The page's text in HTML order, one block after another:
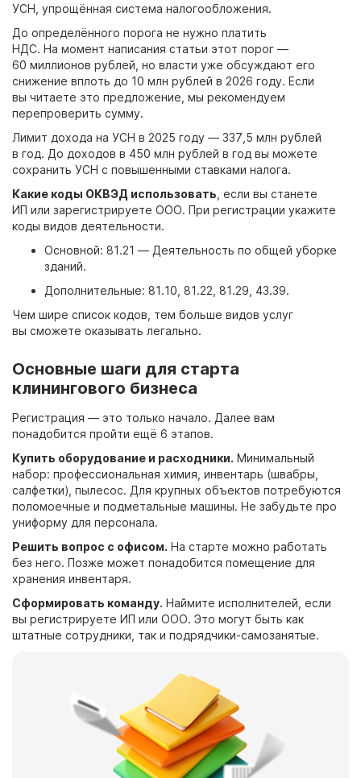
УСН, упрощённая система налогообложения.
До определённого порога не нужно платить
НДС. На момент написания статьи этот порог —
60 миллионов рублей, но власти уже обсуждают его
снижение вплоть до 10 млн рублей в 2026 году. Если
вы читаете это предложение, мы рекомендуем
перепроверить сумму.
Лимит дохода на УСН в 2025 году — 337,5 млн рублей
в год. До доходов в 450 млн рублей в год вы можете
сохранить УСН с повышенными ставками налога.
Какие коды ОКВЭД использовать , если вы станете
ИП или зарегистрируете ООО. При регистрации укажите
коды видов деятельности.
Основной: 81.21 — Деятельность по общей уборке
зданий.
Дополнительные: 81.10, 81.22, 81.29, 43.39.
Чем шире список кодов, тем больше видов услуг
вы сможете оказывать легально.
Основные шаги для старта
клинингового бизнеса
Регистрация — это только начало. Далее вам
понадобится пройти ещё 6 этапов.
Купить оборудование и расходники. Минимальный
набор: профессиональная химия, инвентарь (швабры,
салфетки), пылесос. Для крупных объектов потребуются
поломоечные и подметальные машины. Не забудьте про
униформу для персонала.
Решить вопрос с офисом. На старте можно работать
без него. Позже может понадобится помещение для
хранения инвентаря.
Сформировать команду. Наймите исполнителей, если
вы регистрируете ИП или ООО. Это могут быть как
штатные сотрудники, так и подрядчики-самозанятые.